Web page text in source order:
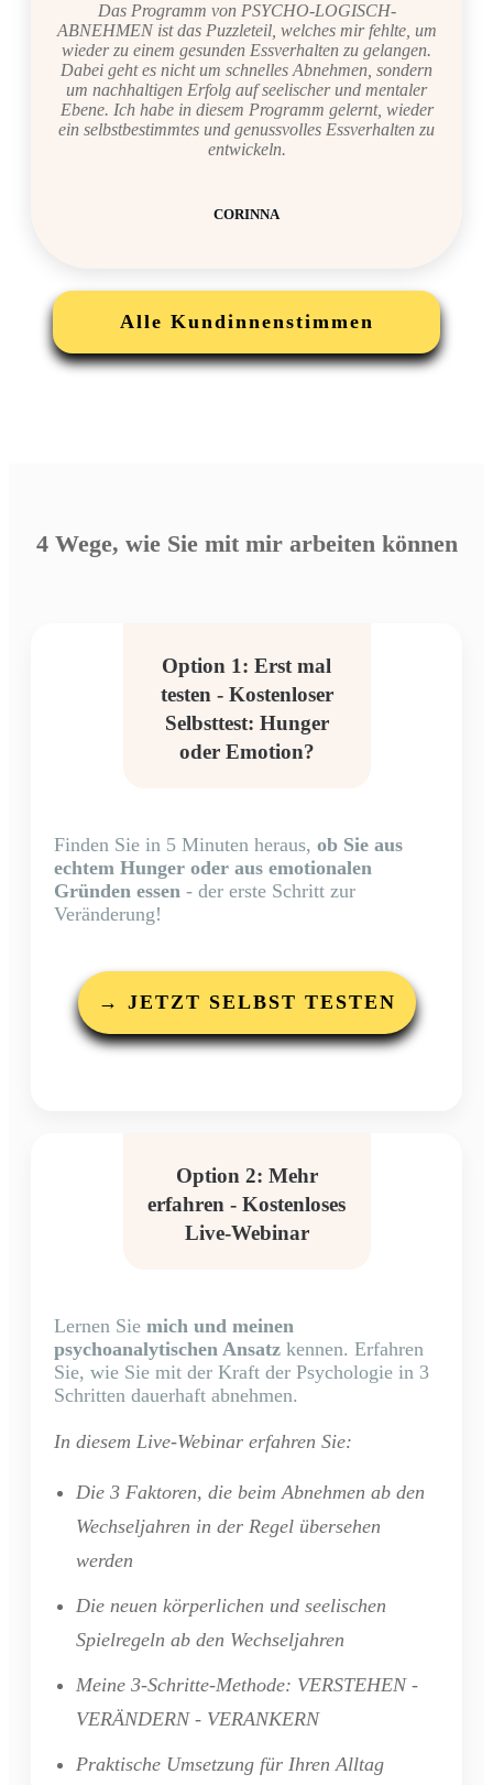
Das Programm von PSYCHO-LOGISCH-
ABNEHMEN ist das Puzzleteil, welches mir fehlte, um
wieder zu einem gesunden Essverhalten zu gelangen.
Dabei geht es nicht um schnelles Abnehmen, sondern
um nachhaltigen Erfolg auf seelischer und mentaler
Ebene. Ich habe in diesem Programm gelernt, wieder
ein selbstbestimmtes und genussvolles Essverhalten zu
entwickeln.
CORINNA
Alle Kundinnenstimmen
4 Wege, wie Sie mit mir arbeiten können
Option 1: Erst mal
testen - Kostenloser
Selbsttest: Hunger
oder Emotion?
Finden Sie in 5 Minuten heraus, ob Sie aus
echtem Hunger oder aus emotionalen
Gründen essen - der erste Schritt zur
Veränderung!
→ JETZT SELBST TESTEN
Option 2: Mehr
erfahren - Kostenloses
Live-Webinar
Lernen Sie mich und meinen
psychoanalytischen Ansatz kennen. Erfahren
Sie, wie Sie mit der Kraft der Psychologie in 3
Schritten dauerhaft abnehmen.
In diesem Live-Webinar erfahren Sie:
Die 3 Faktoren, die beim Abnehmen ab den
Wechseljahren in der Regel übersehen
werden
Die neuen körperlichen und seelischen
Spielregeln ab den Wechseljahren
Meine 3-Schritte-Methode: VERSTEHEN -
VERÄNDERN - VERANKERN
Praktische Umsetzung für Ihren Alltag